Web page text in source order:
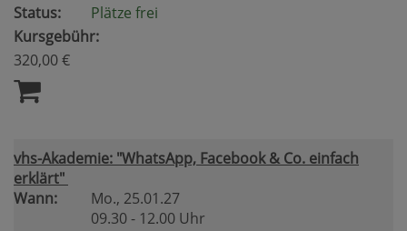
Status:
Plätze frei
Kursgebühr:
320,00 €
vhs-Akademie: "WhatsApp, Facebook & Co. einfach
erklärt"
Wann:
Mo., 25.01.27
09.30 - 12.00 Uhr